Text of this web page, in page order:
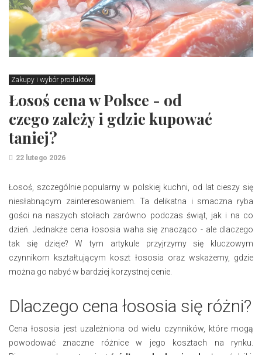
Zakupy i wybór produktów
Łosoś cena w Polsce - od
czego zależy i gdzie kupować
taniej?
22 lutego 2026
Łosoś, szczególnie popularny w polskiej kuchni, od lat cieszy się
niesłabnącym zainteresowaniem. Ta delikatna i smaczna ryba
gości na naszych stołach zarówno podczas świąt, jak i na co
dzień. Jednakże cena łososia waha się znacząco - ale dlaczego
tak się dzieje? W tym artykule przyjrzymy się kluczowym
czynnikom kształtującym koszt łososia oraz wskażemy, gdzie
można go nabyć w bardziej korzystnej cenie.
Dlaczego cena łososia się różni?
Cena łososia jest uzależniona od wielu czynników, które mogą
powodować znaczne różnice w jego kosztach na rynku.